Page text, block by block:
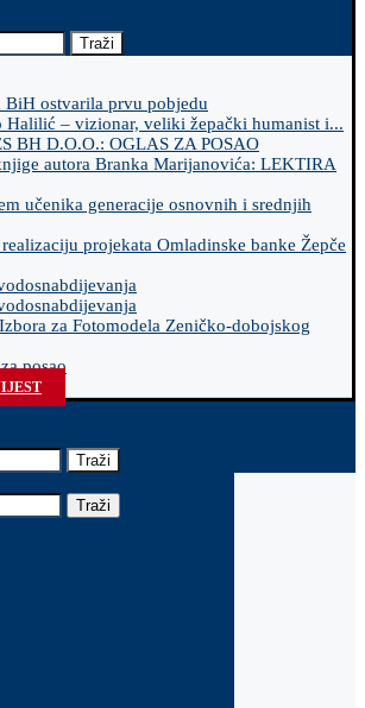
Traži
ostvarila prvu pobjedu
Halilić – vizionar, veliki žepački humanist i...
BH D.O.O.: OGLAS ZA POSAO
autora Branka Marijanovića: LEKTIRA
učenika generacije osnovnih i srednjih
projekata Omladinske banke Žepče
za Fotomodela Zeničko-dobojskog
posao
Traži
Traži